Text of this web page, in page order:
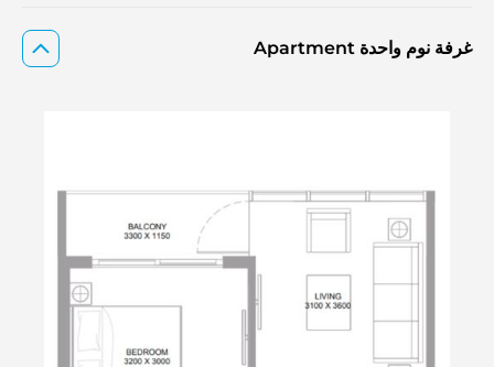
غرفة نوم واحدة Apartment